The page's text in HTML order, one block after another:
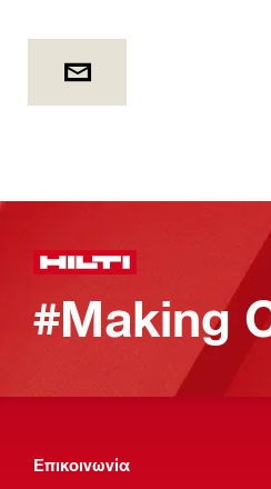
#Making
Επικοινωνία